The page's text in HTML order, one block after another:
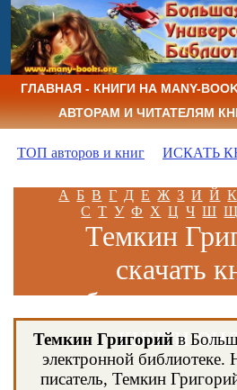
ГЛАВНАЯ - КНИГИ НА MANY-
АВТОРАМ И ЧИТАТЕЛЯМ
ТОП авторов и книг ИСКАТЬ
А Б В Г Д Е Ж З И Й К
С Т У Ф Х Ц Ч Ш Щ
Темкин
скачать
бесплатно и
книги
Темкин Григорийв
электронной библиотеке.
писатель, Темкин